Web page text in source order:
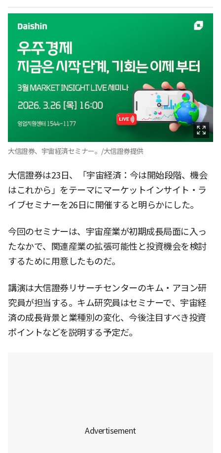
大信證券、宇宙経済セミナー。/大信證券提供
大信證券は23日、「宇宙経済：今は開始段階、機会
はこれから」をテーマにマーケットインサイト・ラ
イブセミナーを26日に開催すると明らかにした。
今回のセミナーは、宇宙産業が初期成長局面に入っ
たなかで、関連産業の拡張可能性と投資機会を検討
するために用意したものだ。
講演は大信證券リサーチセンターのキム・アヨン研
究員が担当する。キム研究員はセミナーで、宇宙経
済の成長背景と業種別の変化、今後注目すべき投資
ポイントなどを説明する予定だ。